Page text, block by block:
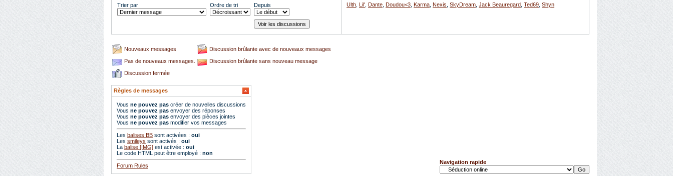
Trier par Ordre de tri Depuis Ulth Lil' Dante Doudou<3 Karma Nexis SkyDream Jack Beauregard Ted69 Shyn
Nouveaux messages
Discussion brûlante avec de nouveaux messages
Pas de nouveaux messages.
Discussion brûlante sans nouveau message
Discussion fermée
Règles de messages
Vous ne pouvez pas créer de nouvelles discussions
Vous ne pouvez pas envoyer des réponses
Vous ne pouvez pas envoyer des pièces jointes
Vous ne pouvez pas modifier vos messages
Les balises BB sont activées : oui
Les smileys sont activés : oui
La balise [IMG] est activée : oui
Le code HTML peut être employé : non
Forum Rules
Navigation rapide